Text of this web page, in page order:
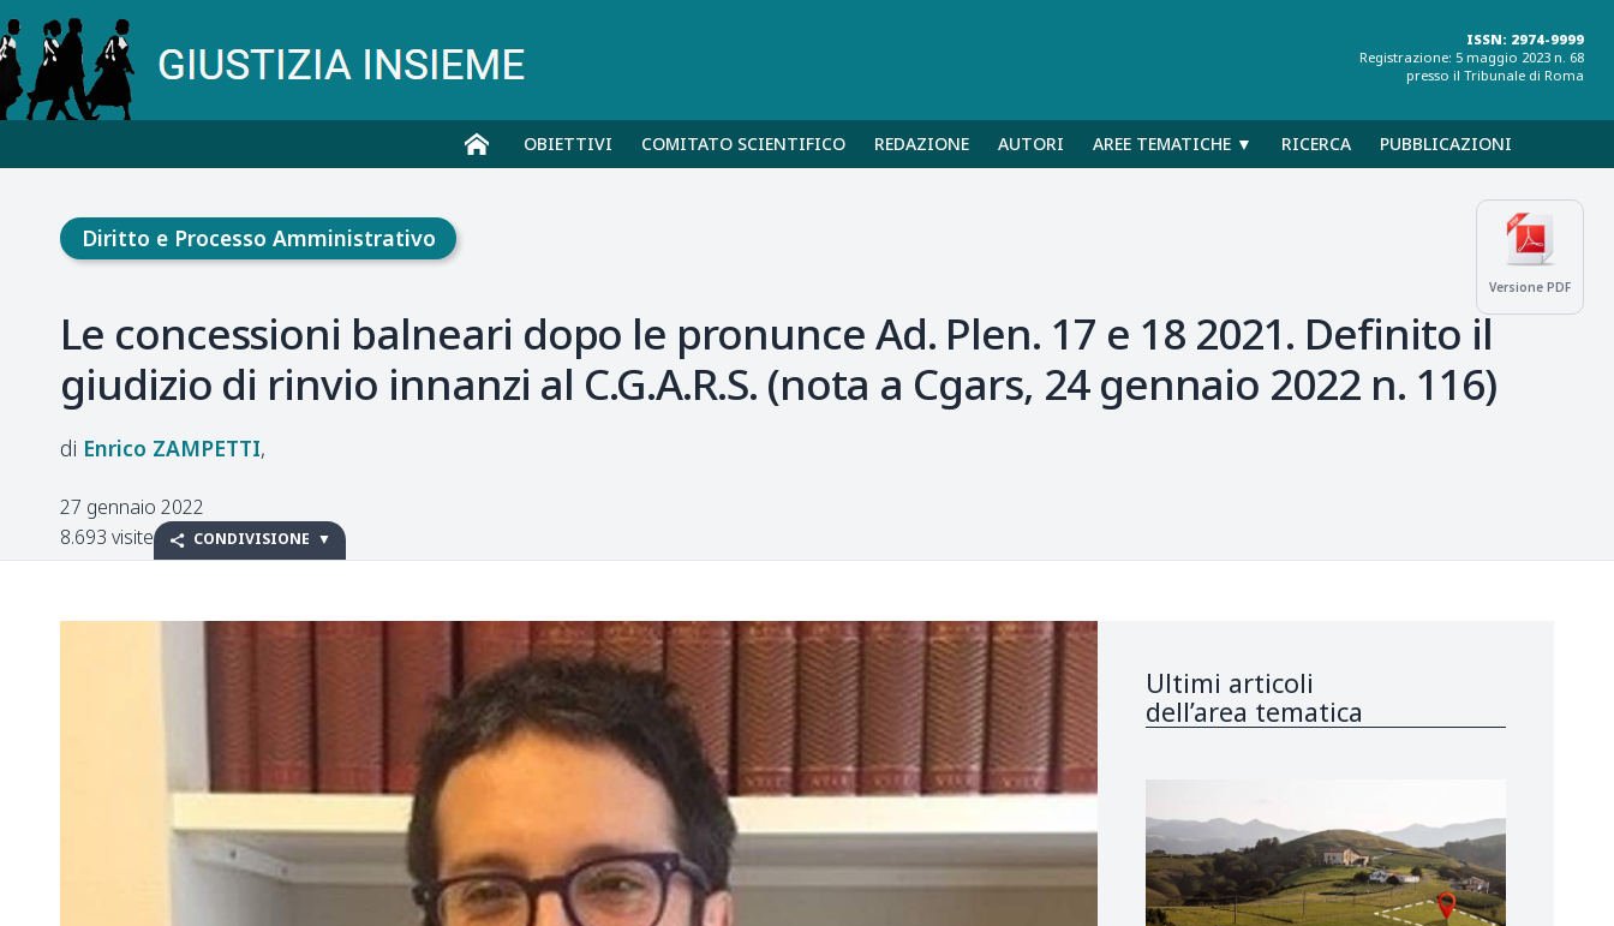
ISSN: 2974-9999
Registrazione: 5 maggio 2023 n. 68
presso il Tribunale di Roma
OBIETTIVI COMITATO SCIENTIFICO REDAZIONE AUTORI AREE TEMATICHE ▼ RICERCA PUBBLICAZIONI
Versione PDF
Diritto e Processo Amministrativo
Le concessioni balneari dopo le pronunce Ad. Plen. 17 e 18 2021. Definito il
giudizio di rinvio innanzi al C.G.A.R.S. (nota a Cgars, 24 gennaio 2022 n. 116)
Enrico ZAMPETTI
27 gennaio 2022
8.693 visite
CONDIVISIONE
Ultimi articoli
dell’area tematica